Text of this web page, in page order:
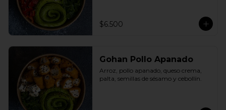
$6.500
Gohan Pollo Apanado
Arroz, pollo apanado, queso crema,
palta, semillas de sésamo y cebollín.